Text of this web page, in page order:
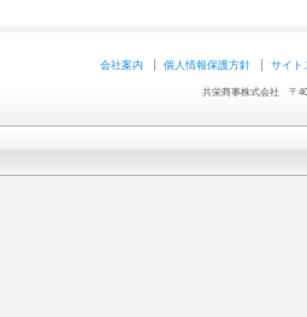
会社案内 個人情報保護方針 サイト
共栄商事株式会社 〒